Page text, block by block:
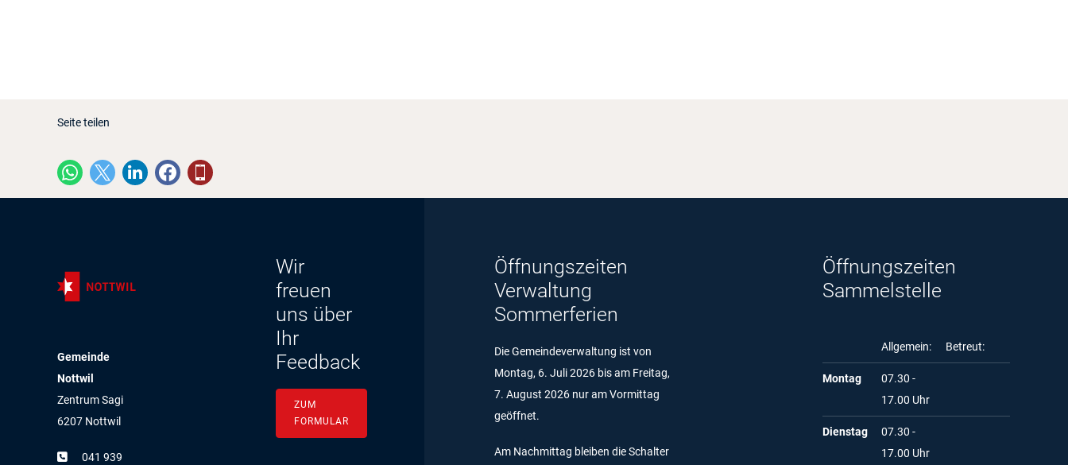
Seite teilen
Gemeinde
Nottwil
Zentrum Sagi
6207 Nottwil
041 939
Wir
freuen
uns über
Ihr
Feedback
ZUM
FORMULAR
Öffnungszeiten
Verwaltung
Sommerferien
Die Gemeindeverwaltung ist von
Montag, 6. Juli 2026 bis am Freitag,
7. August 2026 nur am Vormittag
geöffnet.
Am Nachmittag bleiben die Schalter
Öffnungszeiten
Sammelstelle
Allgemein: Betreut:
Montag
07.30 -
17.00 Uhr
Dienstag
07.30 -
17.00 Uhr